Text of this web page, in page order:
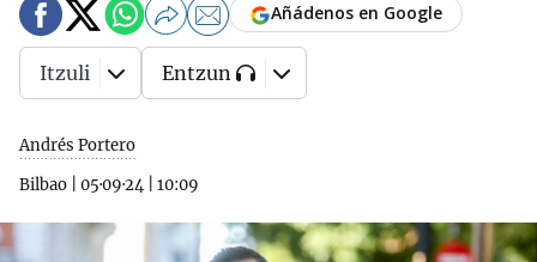
Andrés Portero
Bilbao
05·09·24 10:09
Añádenos en Google
Itzuli Entzun